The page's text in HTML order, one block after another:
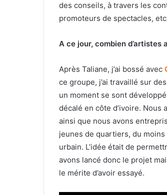
des conseils, à travers les
promoteurs de spectacles,
A ce jour, combien d’artistes
Après Taliane, j’ai bossé avec
ce groupe, j’ai travaillé sur
un moment se sont
décalé en côte d’ivoire. Nous
ainsi que nous avons
jeunes de quartiers, du
urbain. L’idée était de
avons lancé donc le projet
le mérite d’avoir essayé.